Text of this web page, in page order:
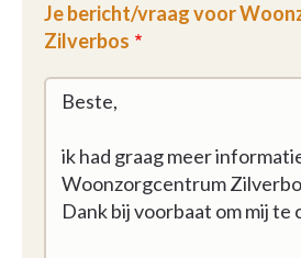
Je bericht/vraag voor
Zilverbos